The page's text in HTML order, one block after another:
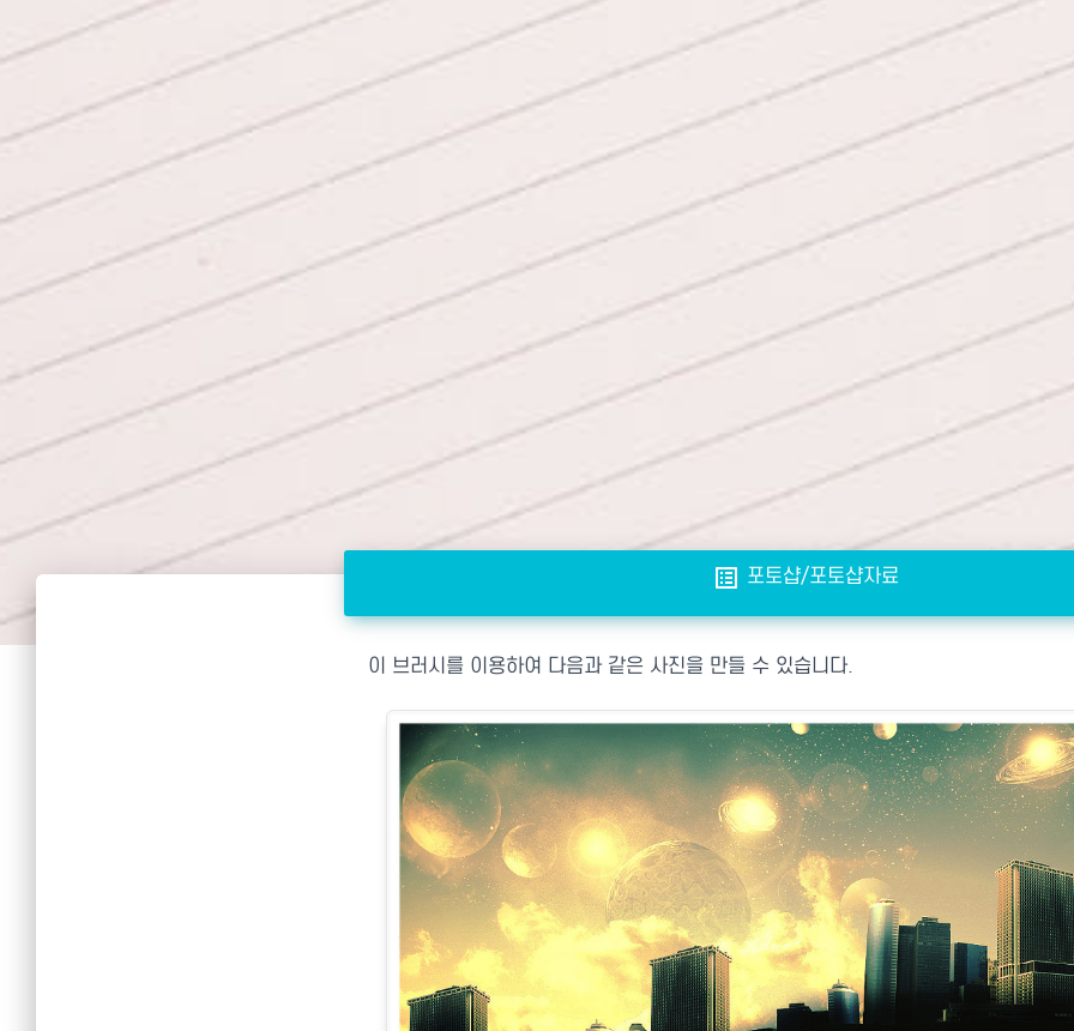
list_alt 포토샵/포토샵자료
이 브러시를 이용하여 다음과 같은 사진을 만들 수 있습니다.